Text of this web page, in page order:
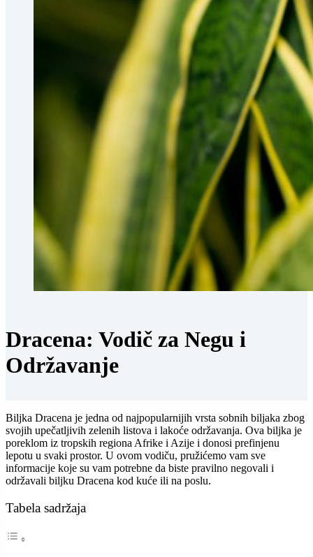
Dracena: Vodič za Negu i
Održavanje
Biljka Dracena je jedna od najpopularnijih vrsta sobnih biljaka zbog
svojih upečatljivih zelenih listova i lakoće održavanja. Ova biljka je
poreklom iz tropskih regiona Afrike i Azije i donosi prefinjenu
lepotu u svaki prostor. U ovom vodiču, pružićemo vam sve
informacije koje su vam potrebne da biste pravilno negovali i
održavali biljku Dracena kod kuće ili na poslu.
Tabela sadržaja